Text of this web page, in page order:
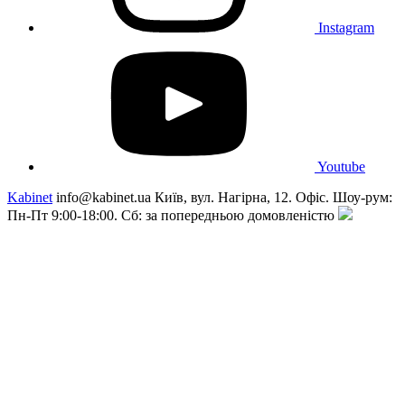
Instagram
Youtube
Kabinet info@kabinet.ua Київ, вул. Нагірна, 12. Офіс. Шоу-рум:
Пн-Пт 9:00-18:00. Сб: за попередньою домовленістю